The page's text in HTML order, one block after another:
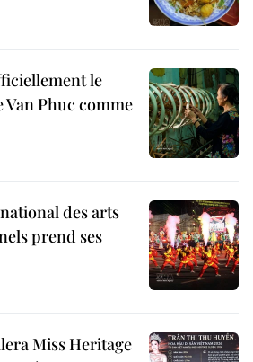
le
Van Phuc comme
des arts
prend ses
Miss Heritage